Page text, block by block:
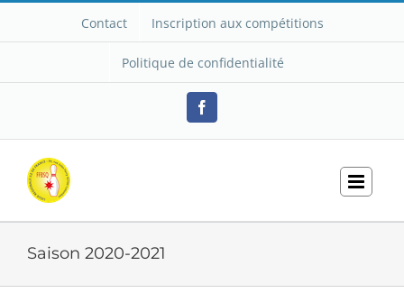
Contact Inscription aux compétitions
Politique de confidentialité
Facebook
Saison 2020-2021